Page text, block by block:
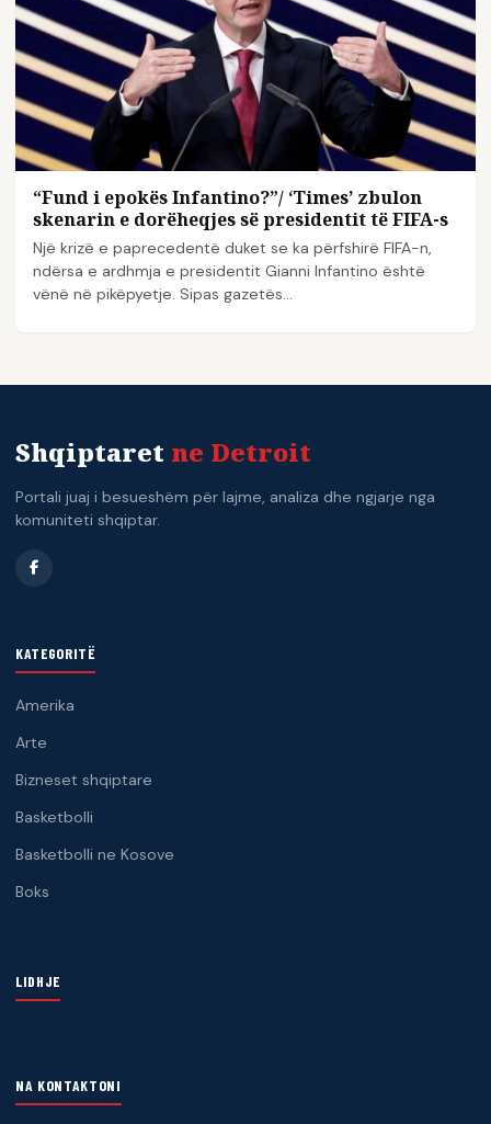
“Fund i epokës Infantino?”/ ‘Times’ zbulon
skenarin e dorëheqjes së presidentit të FIFA-s
Një krizë e paprecedentë duket se ka përfshirë FIFA-n,
ndërsa e ardhmja e presidentit Gianni Infantino është
vënë në pikëpyetje. Sipas gazetës…
Shqiptaret ne Detroit
Portali juaj i besueshëm për lajme, analiza dhe ngjarje nga
komuniteti shqiptar.
KATEGORITË
Amerika
Arte
Bizneset shqiptare
Basketbolli
Basketbolli ne Kosove
Boks
LIDHJE
NA KONTAKTONI